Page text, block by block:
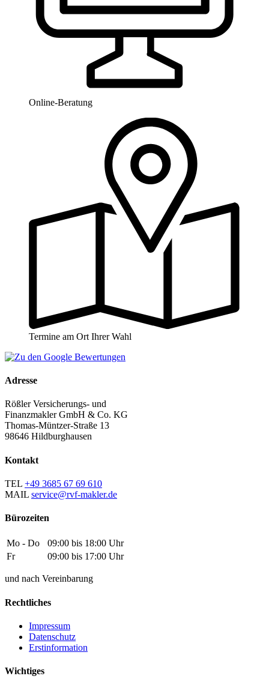
Online-Beratung
Termine am Ort Ihrer Wahl
Adresse
Rößler Versicherungs- und
Finanzmakler GmbH & Co. KG
Thomas-Müntzer-Straße 13
98646 Hildburghausen
Kontakt
TEL +49 3685 67 69 610
MAIL service@rvf-makler.de
Bürozeiten
Mo - Do
09:00 bis 18:00 Uhr
Fr
09:00 bis 17:00 Uhr
und nach Vereinbarung
Rechtliches
Impressum
Datenschutz
Erstinformation
Wichtiges